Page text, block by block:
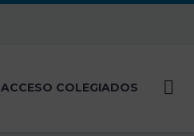
ACCESO COLEGIADOS